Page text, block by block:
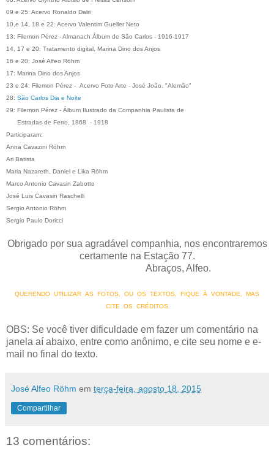
09 e 25: Acervo Ronaldo Dalri
10,e 14, 18 e 22: Acervo Valentim Gueller Neto
13: Filemon Pérez - Almanach Álbum de São Carlos - 1916-1917
14, 17 e 20: Tratamento digital, Marina Dino dos Anjos
16 e 20: José Alfeo Röhm
17: Marina Dino dos Anjos
23 e 24: Filemon Pérez - Acervo Foto Arte - José João. "Alemão"
28: São Carlos Dia e Noite
29: Filemon Pérez - Álbum Ilustrado da Companhia Paulista de
Estradas de Ferro, 1868 - 1918
Participaram:
Anna Cavazini Röhm
Ari Batista
Maria Nazareth, Daniel e Lika Röhm
Marco Antonio Cavasin Zabotto
José Luis Cavasin Raschelli
Sergio Antonio Röhm
Sergio Paulo Doricci
Obrigado por sua agradável companhia, nos encontraremos
certamente na Estação 77.
Abraços, Alfeo.
QUERENDO UTILIZAR AS FOTOS, OU OS TEXTOS, FIQUE À VONTADE, MAS
CITE OS CRÉDITOS.
OBS: Se você tiver dificuldade em fazer um comentário na
janela aí abaixo, entre como anônimo, e cite seu nome e e-
mail no final do texto.
José Alfeo Röhm em terça-feira, agosto 18, 2015
Compartilhar
13 comentários: